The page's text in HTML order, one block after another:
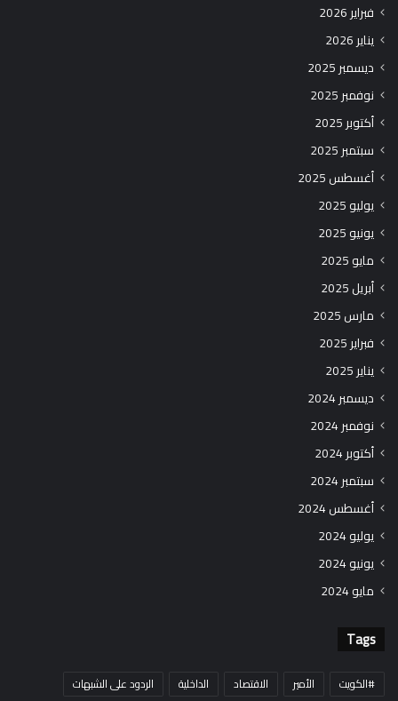
فبراير 2026
يناير 2026
ديسمبر 2025
نوفمبر 2025
أكتوبر 2025
سبتمبر 2025
أغسطس 2025
يوليو 2025
يونيو 2025
مايو 2025
أبريل 2025
مارس 2025
فبراير 2025
يناير 2025
ديسمبر 2024
نوفمبر 2024
أكتوبر 2024
سبتمبر 2024
أغسطس 2024
يوليو 2024
يونيو 2024
مايو 2024
Tags
#الكويت الأمير الاقتصاد الداخلية
الردود على الشبهات